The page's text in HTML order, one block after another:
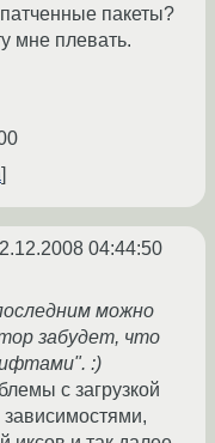
пакеты?
мне плевать.
04:44:50
можно
забудет, что
:)
с загрузкой